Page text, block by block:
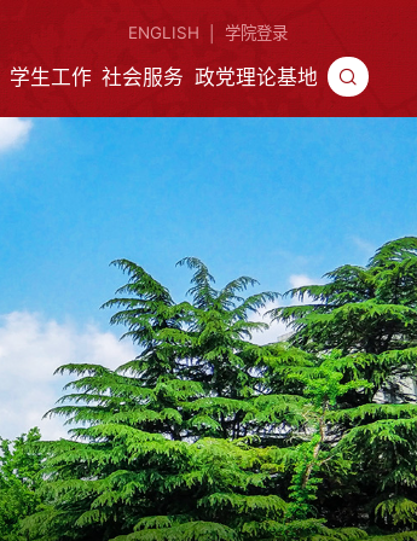
ENGLISH 学院登录
学生工作 社会服务 政党理论基地